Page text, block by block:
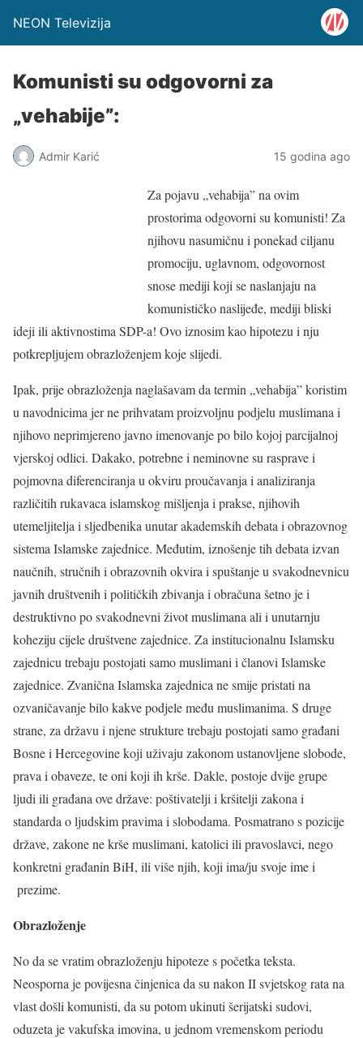
NEON Televizija
Komunisti su odgovorni za
„vehabije”:
Admir Karić 15 godina ago
Za pojavu „vehabija” na ovim
prostorima odgovorni su komunisti! Za
njihovu nasumičnu i ponekad ciljanu
promociju, uglavnom, odgovornost
snose mediji koji se naslanjaju na
komunističko naslijeđe, mediji bliski
ideji ili aktivnostima SDP-a! Ovo iznosim kao hipotezu i nju
potkrepljujem obrazloženjem koje slijedi.
Ipak, prije obrazloženja naglašavam da termin „vehabija” koristim
u navodnicima jer ne prihvatam proizvoljnu podjelu muslimana i
njihovo neprimjereno javno imenovanje po bilo kojoj parcijalnoj
vjerskoj odlici. Dakako, potrebne i neminovne su rasprave i
pojmovna diferenciranja u okviru proučavanja i analiziranja
različitih rukavaca islamskog mišljenja i prakse, njihovih
utemeljitelja i sljedbenika unutar akademskih debata i obrazovnog
sistema Islamske zajednice. Međutim, iznošenje tih debata izvan
naučnih, stručnih i obrazovnih okvira i spuštanje u svakodnevnicu
javnih društvenih i političkih zbivanja i obračuna šetno je i
destruktivno po svakodnevni život muslimana ali i unutarnju
koheziju cijele društvene zajednice. Za institucionalnu Islamsku
zajednicu trebaju postojati samo muslimani i članovi Islamske
zajednice. Zvanična Islamska zajednica ne smije pristati na
ozvaničavanje bilo kakve podjele među muslimanima. S druge
strane, za državu i njene strukture trebaju postojati samo građani
Bosne i Hercegovine koji uživaju zakonom ustanovljene slobode,
prava i obaveze, te oni koji ih krše. Dakle, postoje dvije grupe
ljudi ili građana ove države: poštivatelji i kršitelji zakona i
standarda o ljudskim pravima i slobodama. Posmatrano s pozicije
države, zakone ne krše muslimani, katolici ili pravoslavci, nego
konkretni građanin BiH, ili više njih, koji ima/ju svoje ime i
prezime.
Obrazloženje
No da se vratim obrazloženju hipoteze s početka teksta.
Neosporna je povijesna činjenica da su nakon II svjetskog rata na
vlast došli komunisti, da su potom ukinuti šerijatski sudovi,
oduzeta je vakufska imovina, u jednom vremenskom periodu